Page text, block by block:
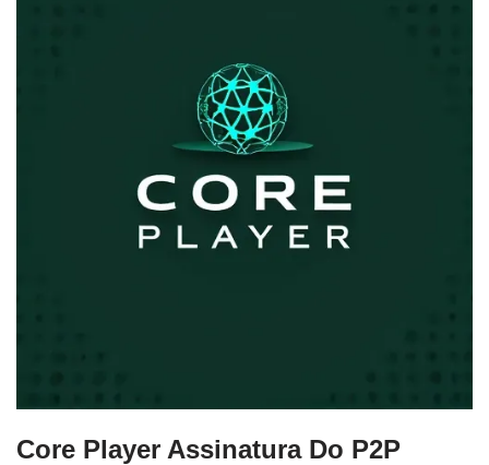
Core Player Assinatura Do P2P